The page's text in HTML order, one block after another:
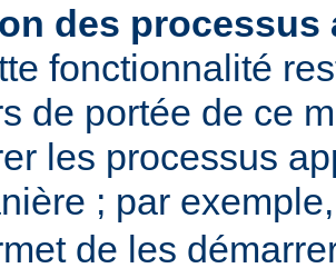
des processus
fonctionnalité
de portée de ce
les processus
; par
de les